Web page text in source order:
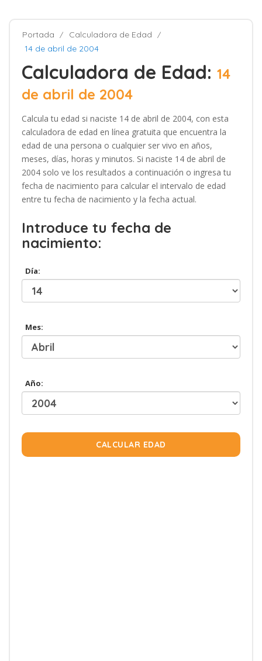
Portada
Calculadora de Edad
14 de abril de 2004
Calculadora de Edad: 14
de abril de 2004
Calcula tu edad si naciste 14 de abril de 2004, con esta
calculadora de edad en línea gratuita que encuentra la
edad de una persona o cualquier ser vivo en años,
meses, días, horas y minutos. Si naciste 14 de abril de
2004 solo ve los resultados a continuación o ingresa tu
fecha de nacimiento para calcular el intervalo de edad
entre tu fecha de nacimiento y la fecha actual.
Introduce tu fecha de
nacimiento:
Día:
Mes:
Año:
CALCULAR EDAD